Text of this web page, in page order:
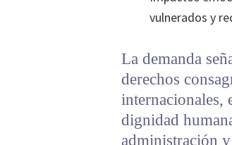
vulnerados y
La demanda
derechos
internacionales,
dignidad
administración